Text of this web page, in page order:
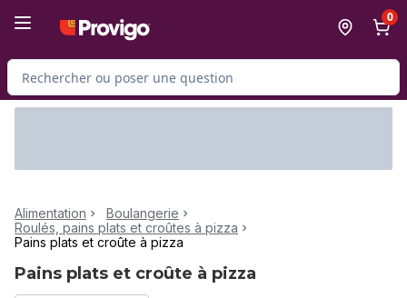
0
Rechercher des produits
Alimentation
Boulangerie
Roulés, pains plats et croûtes à pizza
Pains plats et croûte à pizza
Pains plats et croûte à pizza